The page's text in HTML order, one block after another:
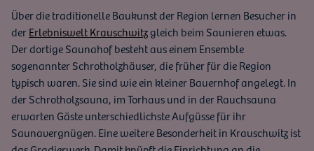
Über die traditionelle Baukunst der Region lernen Besucher in
derErlebniswelt Krauschwitzgleich beim Saunieren etwas.
Der dortige Saunahof besteht aus einem Ensemble
sogenannter Schrotholzhäuser, die früher für die Region
typisch waren. Sie sind wie ein kleiner Bauernhof angelegt. In
der Schrotholzsauna, im Torhaus und in der Rauchsauna
erwarten Gäste unterschiedlichste Aufgüsse für ihr
Saunavergnügen. Eine weitere Besonderheit in Krauschwitz ist